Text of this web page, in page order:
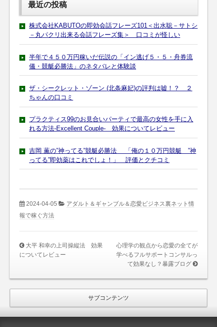
最近の投稿
株式会社KABUTOの即効会話フレーズ101＜出水聡－サトシ
－丸パクリ出来る会話フレーズ集＞ 口コミが怪しい
半年で４５０万円稼いだ伝説の「イン逃げ５・５・舟券流
儀・競艇必勝法」のネタバレと体験談
ザ・シークレット・ゾーン (北条麻妃)の評判は嘘！？ ２
ちゃんの口コミ
プラクティス99のお見合いパーティで最高の女性を手に入
れる方法-Excellent Couple- 効果についてレビュー
吉岡 薫の”神ってる”競艇必勝法 「俺の１０万円競艇 ”神
ってる”即効薬はこれでしょ！」 評価とクチコミ
2024-04-05
アダルト＆ギャンブル＆恋愛ビジネス裏ネット情
報で稼ぐ方法
大平 和幸の上司操縦法 効果
についてレビュー
心理学の観点から恋愛の全てが
学べるフルサポートコンサルっ
て効果なし？暴露ブログ
サブコンテンツ